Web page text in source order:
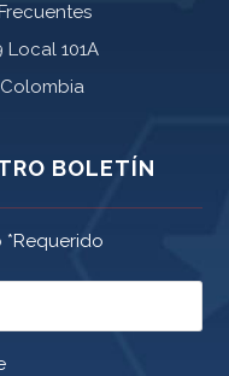
Local 101A
BOLETÍN